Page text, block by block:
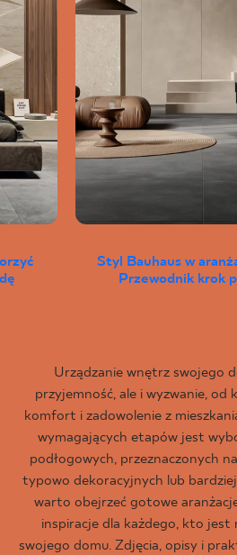
Styl Bauhaus w
Przewodnik krok
Urządzanie wnętrz swojego
przyjemność, ale i wyzwanie, od
komfort i zadowolenie z
wymagających etapów jest
podłogowych, przeznaczonych
typowo dekoracyjnych lub
warto obejrzeć gotowe
inspiracje dla każdego, kto jest
swojego domu. Zdjęcia, opisy i